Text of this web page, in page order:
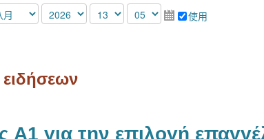
使用
για την επιλογή